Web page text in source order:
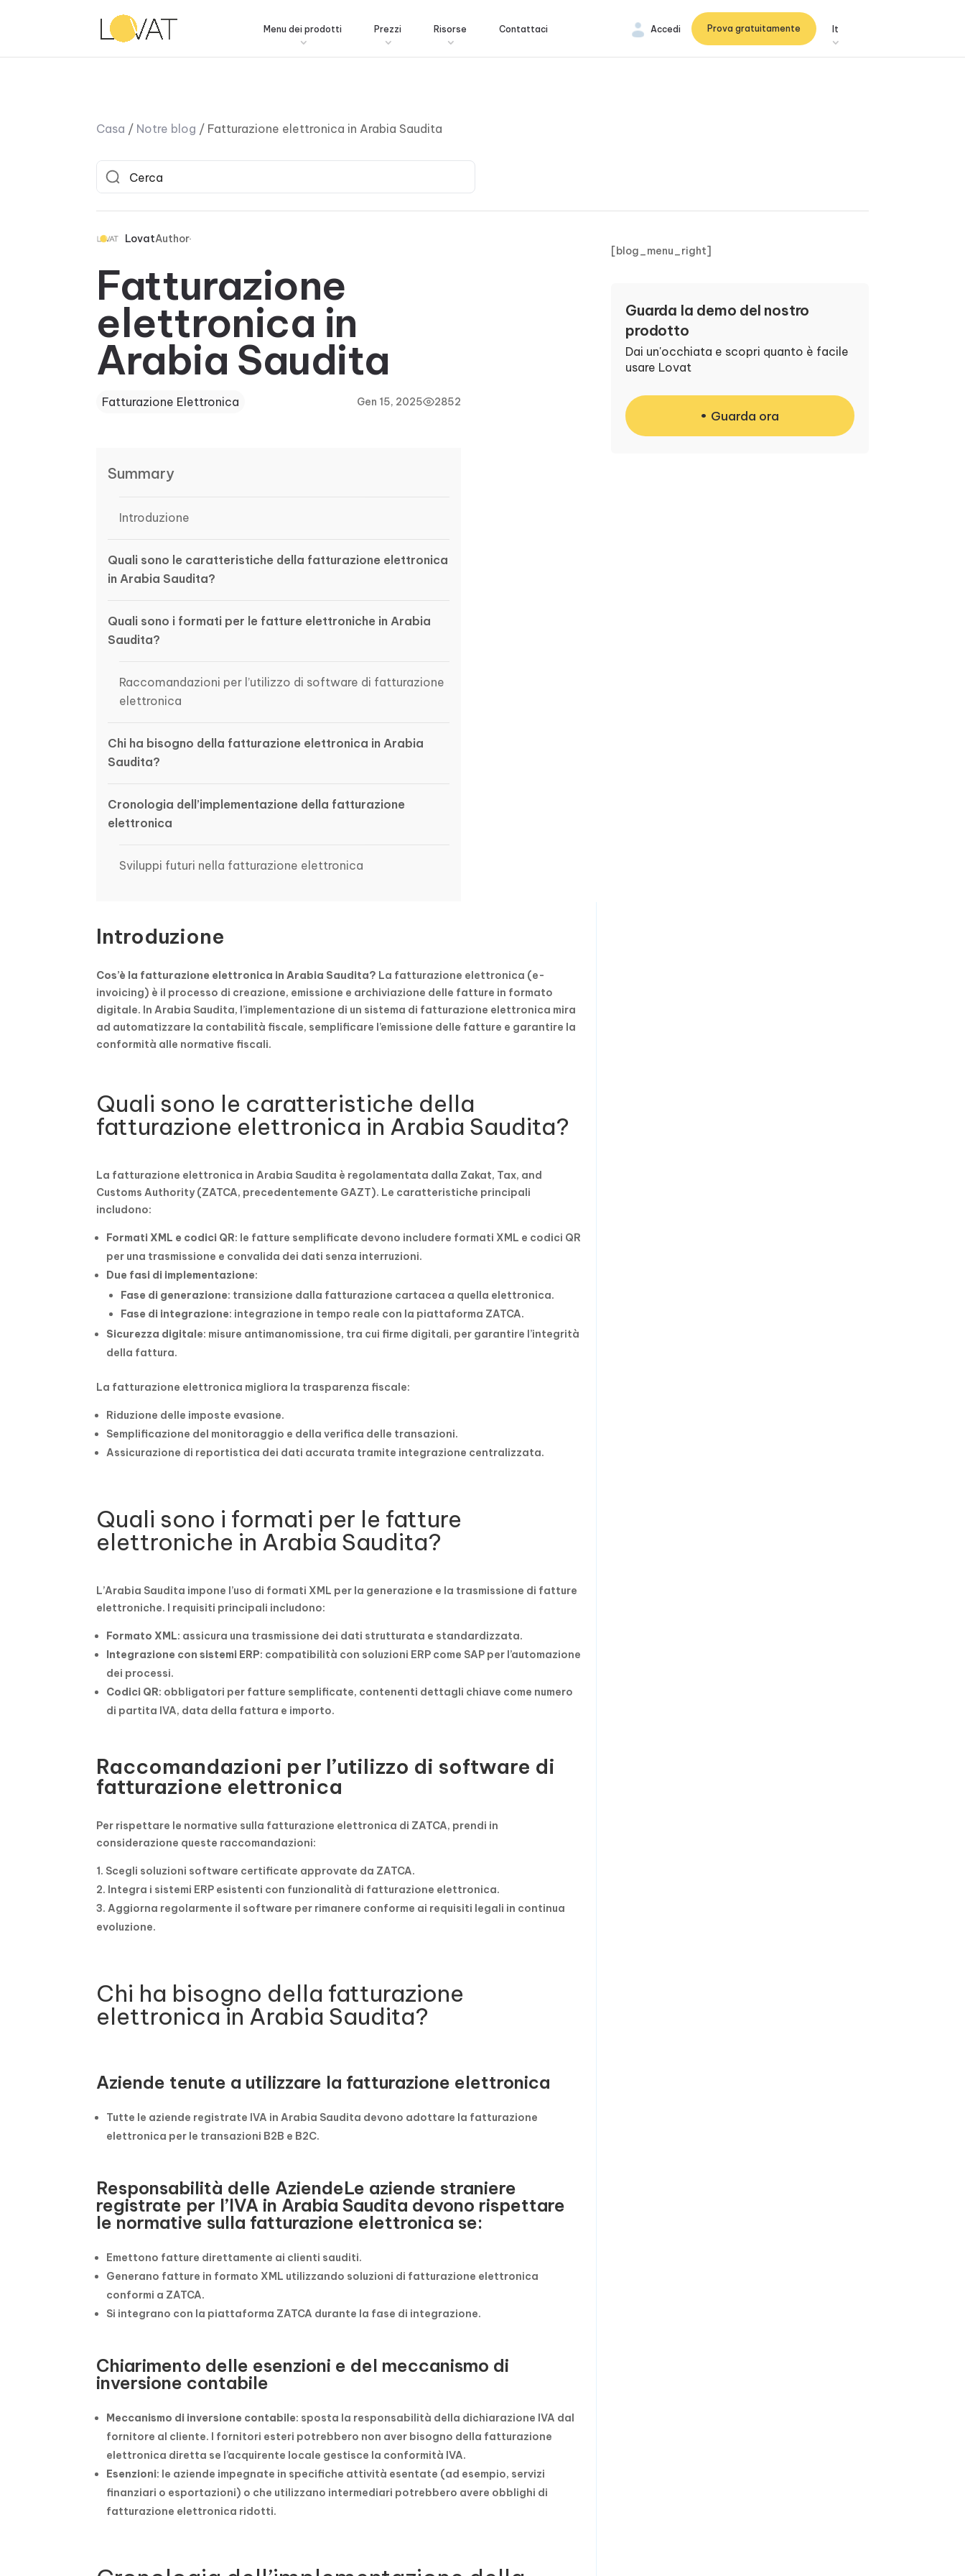
Menu dei prodotti Prezzi Risorse Contattaci It
Prova gratuitamente
Accedi
Casa / Notre blog / Fatturazione elettronica in Arabia Saudita
LovatAuthor
Fatturazione
elettronica in
Arabia Saudita
Fatturazione Elettronica Gen 15, 2025 2852
Summary
Introduzione
Quali sono le caratteristiche della fatturazione elettronica
in Arabia Saudita?
Quali sono i formati per le fatture elettroniche in Arabia
Saudita?
Raccomandazioni per l’utilizzo di software di fatturazione
elettronica
Chi ha bisogno della fatturazione elettronica in Arabia
Saudita?
Cronologia dell’implementazione della fatturazione
elettronica
Sviluppi futuri nella fatturazione elettronica
Introduzione
Cos’è la fatturazione elettronica in Arabia Saudita? La fatturazione elettronica (e-
invoicing) è il processo di creazione, emissione e archiviazione delle fatture in formato
digitale. In Arabia Saudita, l’implementazione di un sistema di fatturazione elettronica mira
ad automatizzare la contabilità fiscale, semplificare l’emissione delle fatture e garantire la
conformità alle normative fiscali.
Quali sono le caratteristiche della
fatturazione elettronica in Arabia Saudita?
La fatturazione elettronica in Arabia Saudita è regolamentata dalla Zakat, Tax, and
Customs Authority (ZATCA, precedentemente GAZT). Le caratteristiche principali
includono:
Formati XML e codici QR: le fatture semplificate devono includere formati XML e codici QR
per una trasmissione e convalida dei dati senza interruzioni.
Due fasi di implementazione:
Fase di generazione: transizione dalla fatturazione cartacea a quella elettronica.
Fase di integrazione: integrazione in tempo reale con la piattaforma ZATCA.
Sicurezza digitale: misure antimanomissione, tra cui firme digitali, per garantire l’integrità
della fattura.
La fatturazione elettronica migliora la trasparenza fiscale:
Riduzione delle imposte evasione.
Semplificazione del monitoraggio e della verifica delle transazioni.
Assicurazione di reportistica dei dati accurata tramite integrazione centralizzata.
Quali sono i formati per le fatture
elettroniche in Arabia Saudita?
L’Arabia Saudita impone l’uso di formati XML per la generazione e la trasmissione di fatture
elettroniche. I requisiti principali includono:
Formato XML: assicura una trasmissione dei dati strutturata e standardizzata.
Integrazione con sistemi ERP: compatibilità con soluzioni ERP come SAP per l’automazione
dei processi.
Codici QR: obbligatori per fatture semplificate, contenenti dettagli chiave come numero
di partita IVA, data della fattura e importo.
Raccomandazioni per l’utilizzo di software di
fatturazione elettronica
Per rispettare le normative sulla fatturazione elettronica di ZATCA, prendi in
considerazione queste raccomandazioni:
Scegli soluzioni software certificate approvate da ZATCA.
Integra i sistemi ERP esistenti con funzionalità di fatturazione elettronica.
Aggiorna regolarmente il software per rimanere conforme ai requisiti legali in continua
evoluzione.
Chi ha bisogno della fatturazione
elettronica in Arabia Saudita?
Aziende tenute a utilizzare la fatturazione elettronica
Tutte le aziende registrate IVA in Arabia Saudita devono adottare la fatturazione
elettronica per le transazioni B2B e B2C.
Responsabilità delle AziendeLe aziende straniere
registrate per l’IVA in Arabia Saudita devono rispettare
le normative sulla fatturazione elettronica se:
Emettono fatture direttamente ai clienti sauditi.
Generano fatture in formato XML utilizzando soluzioni di fatturazione elettronica
conformi a ZATCA.
Si integrano con la piattaforma ZATCA durante la fase di integrazione.
Chiarimento delle esenzioni e del meccanismo di
inversione contabile
Meccanismo di inversione contabile: sposta la responsabilità della dichiarazione IVA dal
fornitore al cliente. I fornitori esteri potrebbero non aver bisogno della fatturazione
elettronica diretta se l’acquirente locale gestisce la conformità IVA.
Esenzioni: le aziende impegnate in specifiche attività esentate (ad esempio, servizi
finanziari o esportazioni) o che utilizzano intermediari potrebbero avere obblighi di
fatturazione elettronica ridotti.
[blog_menu_right]
Guarda la demo del nostro
prodotto
Dai un'occhiata e scopri quanto è facile
usare Lovat
Guarda ora